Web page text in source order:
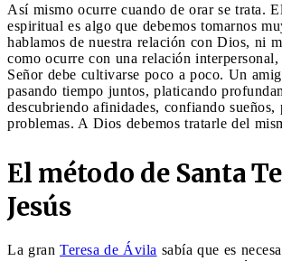
Así mismo ocurre cuando de orar se trata.
espiritual es algo que debemos tomarnos
hablamos de nuestra relación con Dios, ni
como ocurre con una relación
Señor debe cultivarse poco a poco. Un
pasando tiempo juntos, platicando
descubriendo afinidades, confiando sueños,
problemas. A Dios debemos tratarle del
El método de Santa
Jesús
La gran Teresa de Ávila sabía que es